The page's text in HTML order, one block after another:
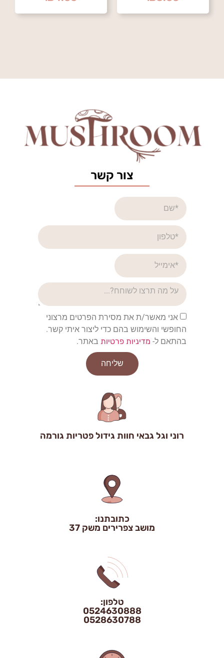
צור קשר
אני מאשר/ת את מסירת הפרטים מרצוני
החופשי והשימוש בהם כדי ליצור איתי קשר.
בהתאם ל- מדיניות פרטיות באתר.
שליחה
רוני וגל גבאי חוות גידול פטריות גורמה
כתובתנו:
מושב צפרירים משק 37
טלפון:
0524630888
0528630788